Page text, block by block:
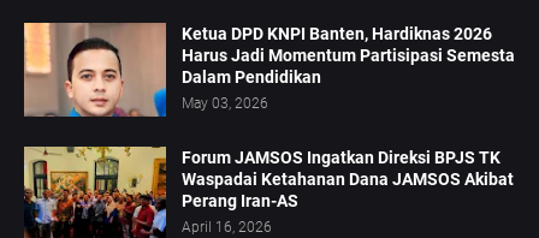
Ketua DPD KNPI Banten, Hardiknas 2026
Harus Jadi Momentum Partisipasi Semesta
Dalam Pendidikan
May 03, 2026
Forum JAMSOS Ingatkan Direksi BPJS TK
Waspadai Ketahanan Dana JAMSOS Akibat
Perang Iran-AS
April 16, 2026